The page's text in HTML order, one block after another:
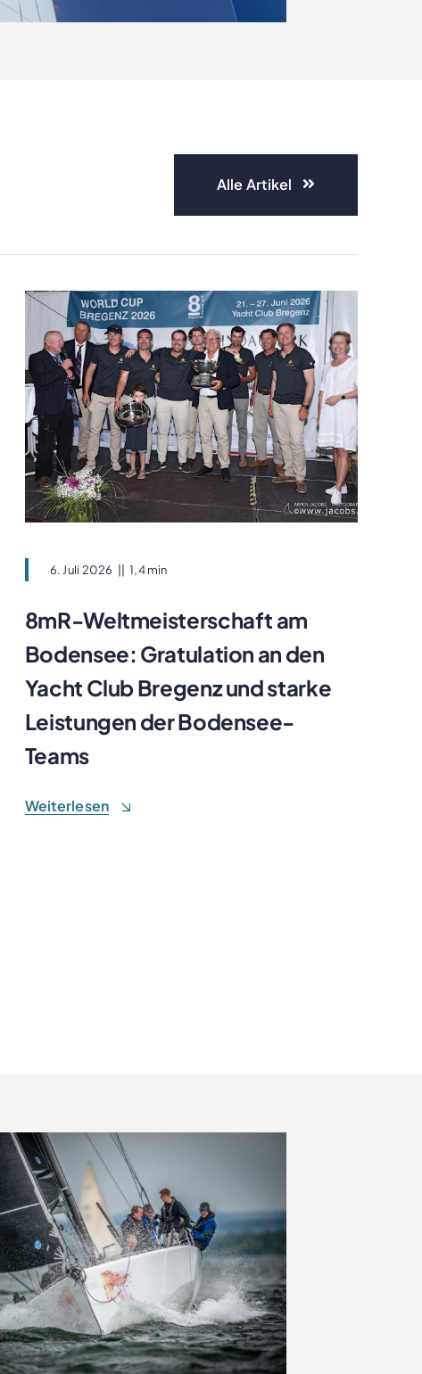
Alle Artikel
6. Juli 2026 1,4 min
8mR-Weltmeisterschaft am
Bodensee: Gratulation an den
Yacht Club Bregenz und starke
Leistungen der Bodensee-
Teams
Weiterlesen